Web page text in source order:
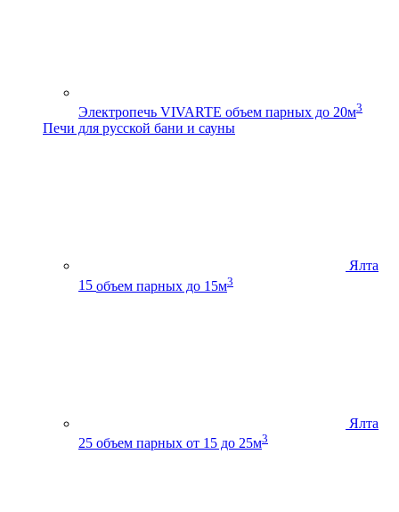
Электропечь VIVARTE объем парных до 20м3
Печи для русской бани и сауны
Ялта
15 объем парных до 15м3
Ялта
25 объем парных от 15 до 25м3